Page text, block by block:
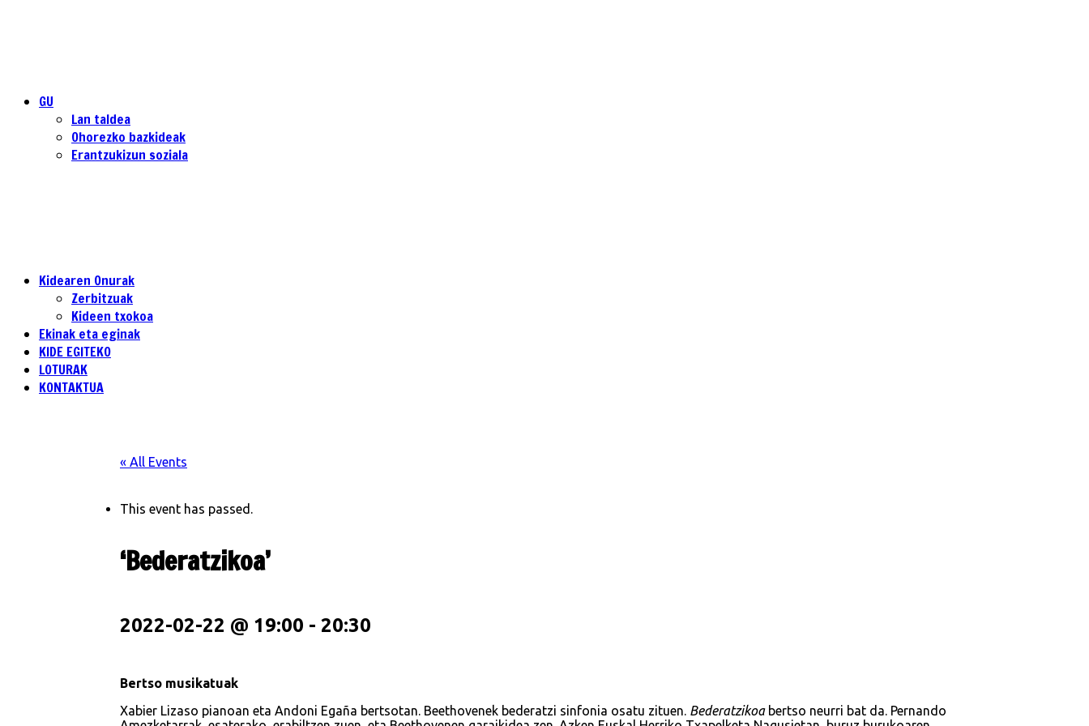
GU
Lan taldea
Ohorezko bazkideak
Erantzukizun soziala
Kidearen Onurak
Zerbitzuak
Kideen txokoa
Ekinak eta eginak
KIDE EGITEKO
LOTURAK
KONTAKTUA
« All Events
This event has passed.
‘Bederatzikoa’
2022-02-22 @ 19:00 - 20:30
Bertso musikatuak
Xabier Lizaso pianoan eta Andoni Egaña bertsotan. Beethovenek bederatzi sinfonia osatu zituen. Bederatzikoabertso neurri bat da. Pernando